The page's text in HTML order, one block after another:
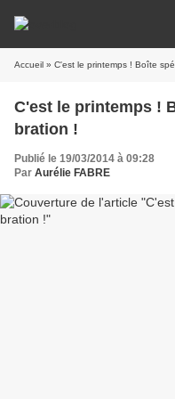
Accueil » C'est le printemps ! Boîte
C'est le printemps !
bration !
Publié le 19/03/2014 à 09:28
Par Aurélie FABRE